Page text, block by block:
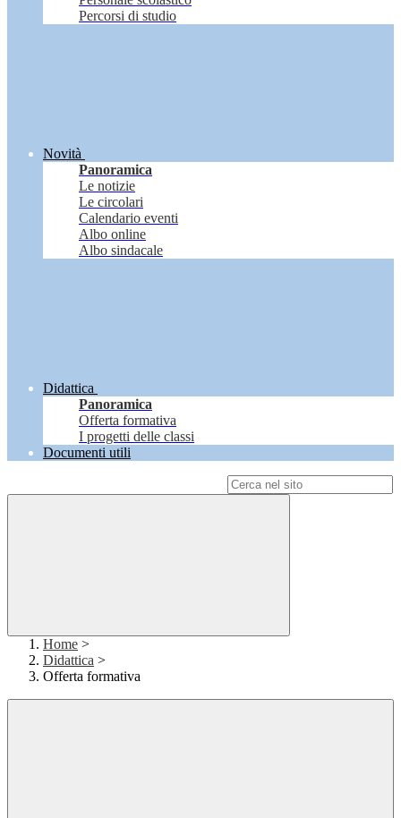
Percorsi di studio
Novità
Panoramica
Le notizie
Le circolari
Calendario eventi
Albo online
Albo sindacale
Didattica
Panoramica
Offerta formativa
I progetti delle classi
Documenti utili
Home >
Didattica >
Offerta formativa